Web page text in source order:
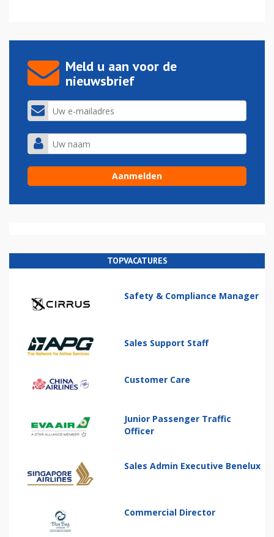
Meld u aan voor de
nieuwsbrief
TOPVACATURES
Safety & Compliance Manager
Sales Support Staff
Customer Care
Junior Passenger Traffic
Officer
Sales Admin Executive Benelux
Commercial Director